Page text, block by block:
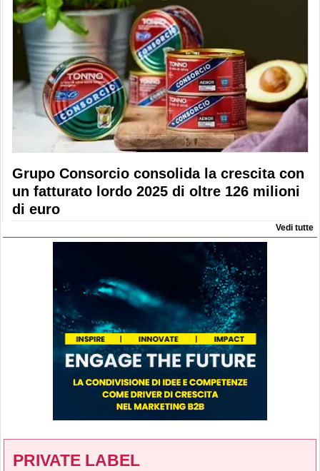
Grupo Consorcio consolida la crescita con
un fatturato lordo 2025 di oltre 126 milioni
di euro
Vedi tutte
PRIVATE LABEL